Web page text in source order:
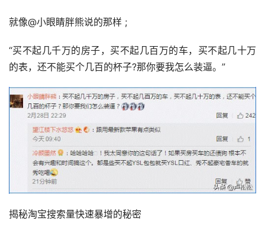
就像@小眼睛胖熊说的那样 ;
“买不起几千万的房子，买不起几百万的车，买不起几十万
的表，还不能买个几百的杯子?那你要我怎么装逼。”
揭秘淘宝搜索量快速暴增的秘密